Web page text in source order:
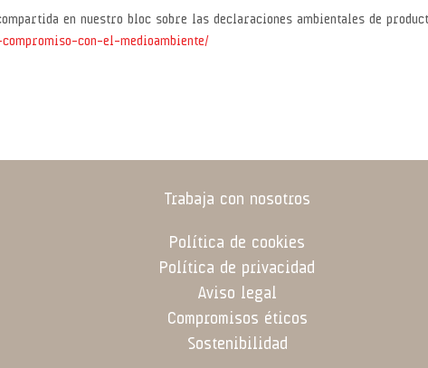
en nuestro bloc sobre las declaraciones ambientales de
con-el-medioambiente/
Trabaja con nosotros
Política de cookies
Política de privacidad
Aviso legal
Compromisos éticos
Sostenibilidad